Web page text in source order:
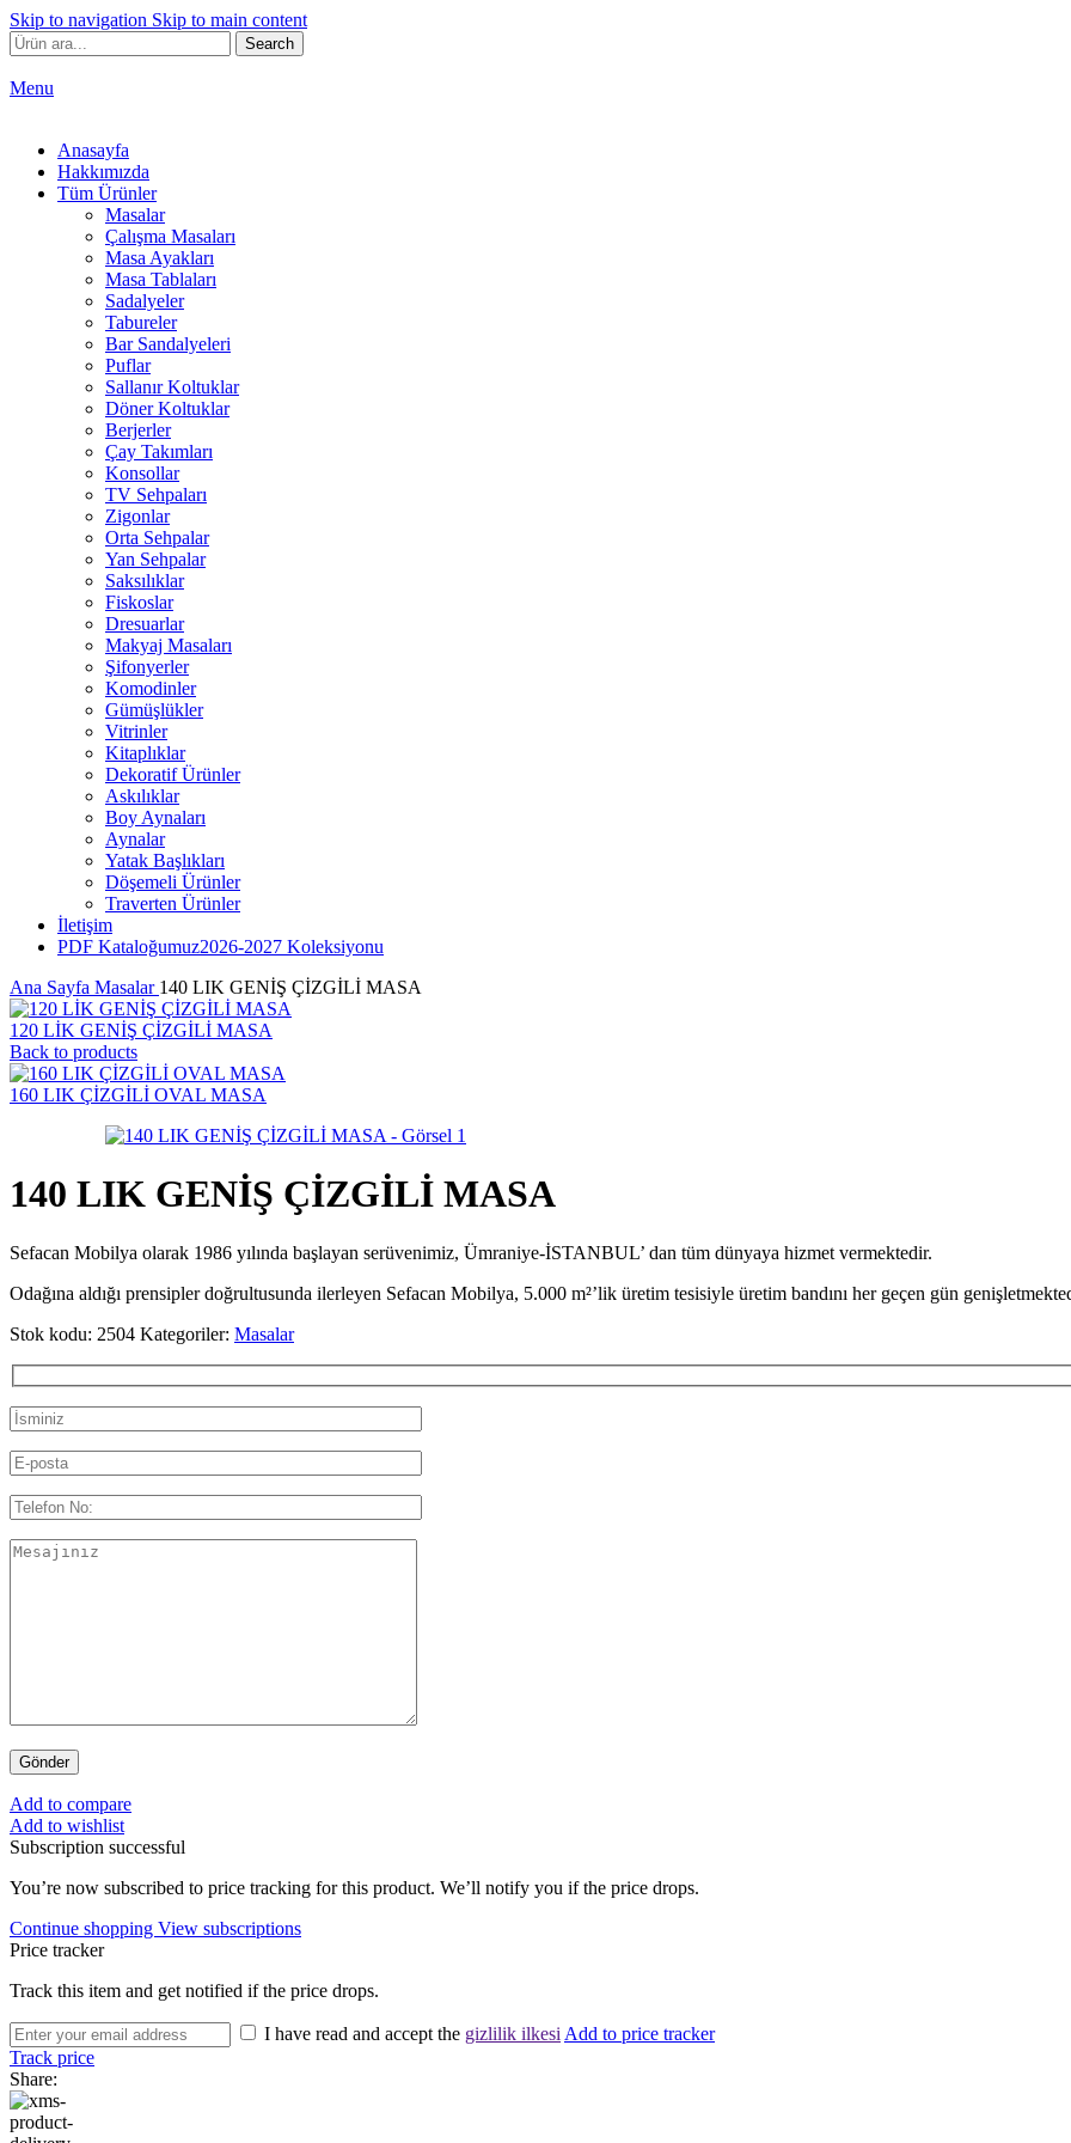
Skip to navigation Skip to main content
Search
Menu
Anasayfa
Hakkımızda
Tüm Ürünler
Masalar
Çalışma Masaları
Masa Ayakları
Masa Tablaları
Sadalyeler
Tabureler
Bar Sandalyeleri
Puflar
Sallanır Koltuklar
Döner Koltuklar
Berjerler
Çay Takımları
Konsollar
TV Sehpaları
Zigonlar
Orta Sehpalar
Yan Sehpalar
Saksılıklar
Fiskoslar
Dresuarlar
Makyaj Masaları
Şifonyerler
Komodinler
Gümüşlükler
Vitrinler
Kitaplıklar
Dekoratif Ürünler
Askılıklar
Boy Aynaları
Aynalar
Yatak Başlıkları
Döşemeli Ürünler
Traverten Ürünler
İletişim
PDF Kataloğumuz2026-2027 Koleksiyonu
Ana Sayfa Masalar 140 LIK GENİŞ ÇİZGİLİ MASA
120 LİK GENİŞ ÇİZGİLİ MASA
Back to products
160 LIK ÇİZGİLİ OVAL MASA
140 LIK GENİŞ ÇİZGİLİ MASA
Sefacan Mobilya olarak 1986 yılında başlayan serüvenimiz, Ümraniye-İSTANBUL’ dan tüm dünyaya hizmet vermektedir.
Odağına aldığı prensipler doğrultusunda ilerleyen Sefacan Mobilya, 5.000 m²’lik üretim tesisiyle üretim bandını her geçen gün
Stok kodu: 2504 Kategoriler: Masalar
Add to compare
Add to wishlist
Subscription successful
You’re now subscribed to price tracking for this product. We’ll notify you if the price drops.
Continue shopping View subscriptions
Price tracker
Track this item and get notified if the price drops.
I have read and accept the gizlilik ilkesiAdd to price tracker
Track price
Share: